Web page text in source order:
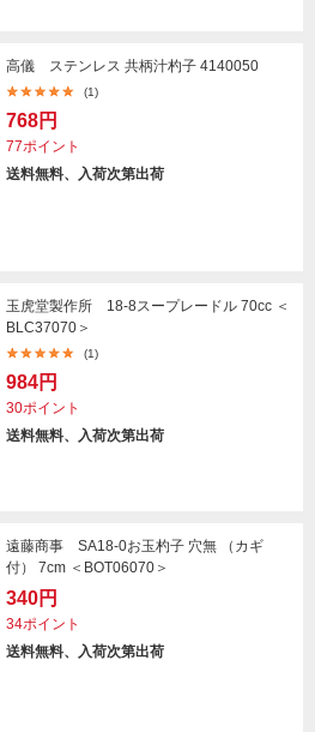
高儀 ステンレス 共柄汁杓子 4140050
(1)
768円
77ポイント
送料無料、入荷次第出荷
玉虎堂製作所 18-8スープレードル 70cc ＜
BLC37070＞
(1)
984円
30ポイント
送料無料、入荷次第出荷
遠藤商事 SA18-0お玉杓子 穴無 （カギ
付） 7cm ＜BOT06070＞
340円
34ポイント
送料無料、入荷次第出荷